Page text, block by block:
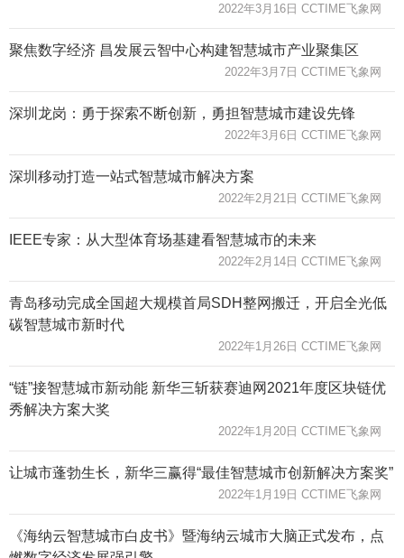
2022年3月16日 CCTIME飞象网
聚焦数字经济 昌发展云智中心构建智慧城市产业聚集区
2022年3月7日 CCTIME飞象网
深圳龙岗：勇于探索不断创新，勇担智慧城市建设先锋
2022年3月6日 CCTIME飞象网
深圳移动打造一站式智慧城市解决方案
2022年2月21日 CCTIME飞象网
IEEE专家：从大型体育场基建看智慧城市的未来
2022年2月14日 CCTIME飞象网
青岛移动完成全国超大规模首局SDH整网搬迁，开启全光低
碳智慧城市新时代
2022年1月26日 CCTIME飞象网
“链”接智慧城市新动能 新华三斩获赛迪网2021年度区块链优
秀解决方案大奖
2022年1月20日 CCTIME飞象网
让城市蓬勃生长，新华三赢得“最佳智慧城市创新解决方案奖”
2022年1月19日 CCTIME飞象网
《海纳云智慧城市白皮书》暨海纳云城市大脑正式发布，点